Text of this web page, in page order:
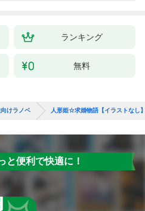
ランキング
無料
けラノベ 人形姫☆求婚物語【イラストなし
と便利で快適に！